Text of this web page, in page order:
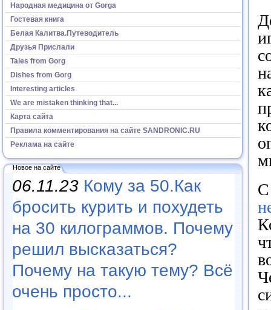
Народная медицина от Gorga
Гостевая книга
Белая Калитва.Путеводитель
Друзья Прислали
Tales from Gorg
Dishes from Gorg
Interesting articles
We are mistaken thinking that...
Карта сайта
Правила комментирования на сайте SANDRONIC.RU
Реклама на сайте
Новое на сайте
06.11.23 Кому за 50.Как
бросить курить и похудеть
на 30 килограммов. Почему
решил высказаться?
Почему на такую тему? Всё
очень просто...
С